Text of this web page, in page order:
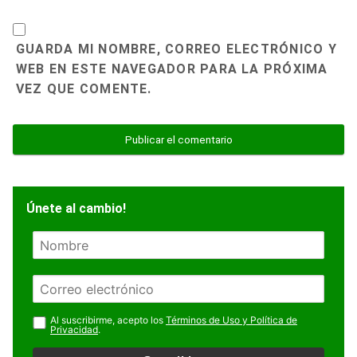
GUARDA MI NOMBRE, CORREO ELECTRÓNICO Y
WEB EN ESTE NAVEGADOR PARA LA PRÓXIMA
VEZ QUE COMENTE.
Únete al cambio!
N
m
r
e
E
m
a
i
l
Al suscribirme, acepto los Términos de Uso y Política de
Privacidad.